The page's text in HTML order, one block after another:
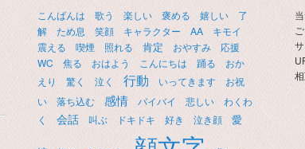
こんばんは 歌う 楽しい 褒める 嬉しい
了
解
ため息 笑顔 キャラクター AA
キモイ
震える
喫煙 照れる 肯定 おやすみ
応援
WC
焦る おはよう こんにちは 踊る
おか
えり
驚く 泣く 行動 いってきます
お祝
い
落ち込む 感情 バイバイ 悲しい
わくわ
く
会話 叫ぶ ドキドキ 好き 泣き顔 愛